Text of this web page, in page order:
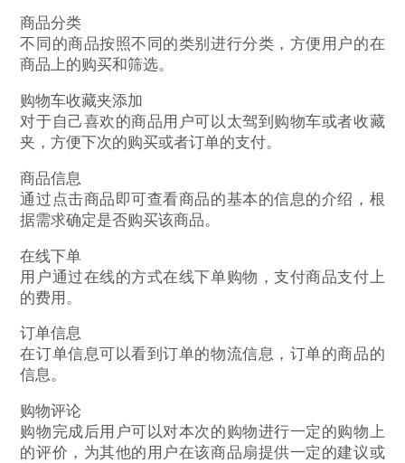
商品分类
不同的商品按照不同的类别进行分类，方便用户的在
商品上的购买和筛选。
购物车收藏夹添加
对于自己喜欢的商品用户可以太驾到购物车或者收藏
夹，方便下次的购买或者订单的支付。
商品信息
通过点击商品即可查看商品的基本的信息的介绍，根
据需求确定是否购买该商品。
在线下单
用户通过在线的方式在线下单购物，支付商品支付上
的费用。
订单信息
在订单信息可以看到订单的物流信息，订单的商品的
信息。
购物评论
购物完成后用户可以对本次的购物进行一定的购物上
的评价，为其他的用户在该商品扇提供一定的建议或